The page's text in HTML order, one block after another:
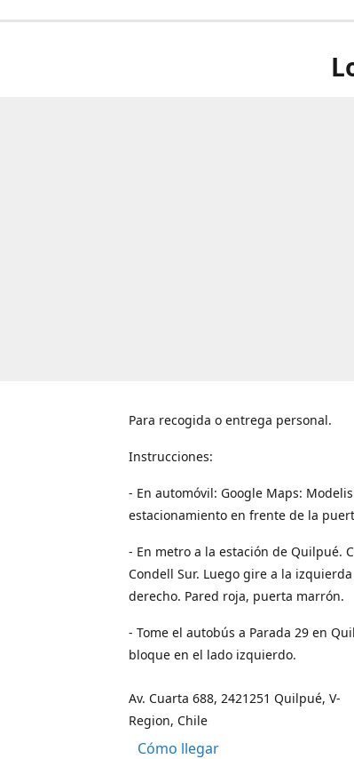
Para recogida o entrega personal.
Instrucciones:
- En automóvil: Google Maps:
estacionamiento en frente de la
- En metro a la estación de Quilpué.
Condell Sur. Luego gire a la
derecho. Pared roja, puerta marrón.
- Tome el autobús a Parada 29 en
bloque en el lado izquierdo.
Av. Cuarta 688, 2421251 Quilpué, V-
Region, Chile
Cómo llegar